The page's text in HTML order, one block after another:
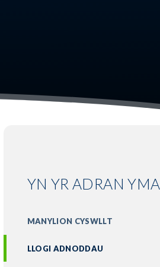
YN YR ADRAN YMA
MANYLION CYSWLLT
LLOGI ADNODDAU